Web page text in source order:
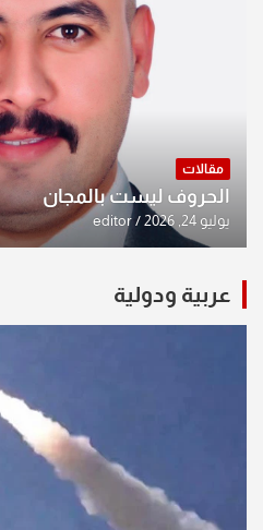
مقالات
الحروف ليست بالمجان
يوليو 24, 2026 editor
عربية ودولية